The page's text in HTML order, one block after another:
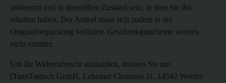
unbenutzt und in demselben Zustand sein, in dem Sie ihn
erhalten haben. Der Artikel muss sich zudem in der
Originalverpackung befinden. Geschenkgutscheine werden
nicht erstattet.
Um Ihr Widerrufsrecht auszuüben, müssen Sie uns
[TannTastisch GmbH, Lehniner Chaussee 11, 14542 Werder